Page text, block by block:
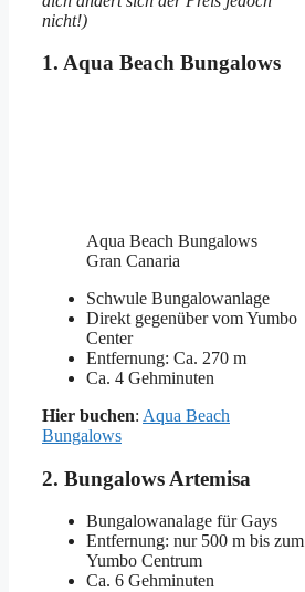
nicht!)
1. Aqua Beach Bungalows
Aqua Beach Bungalows
Gran Canaria
Schwule Bungalowanlage
Direkt gegenüber vom Yumbo
Center
Entfernung: Ca. 270 m
Ca. 4 Gehminuten
Hier buchen: Aqua Beach
Bungalows
2. Bungalows Artemisa
Bungalowanalage für Gays
Entfernung: nur 500 m bis zum
Yumbo Centrum
Ca. 6 Gehminuten